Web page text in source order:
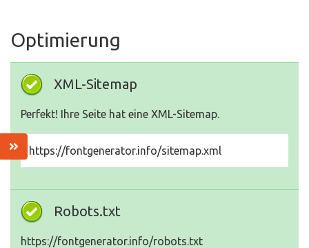
Optimierung
XML-Sitemap
Perfekt! Ihre Seite hat eine XML-Sitemap.
https://fontgenerator.info/sitemap.xml
Robots.txt
https://fontgenerator.info/robots.txt